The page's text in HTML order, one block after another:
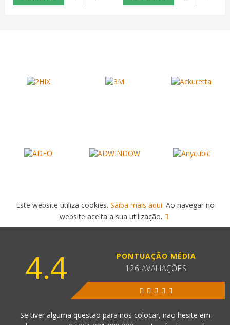
Este website utiliza cookies. Saiba mais aqui. Ao navegar no
website aceita a sua utilização.
4.4
PONTUAÇÃO MÉDIA
126 AVALIAÇÕES
Se tiver alguma questão para nos colocar, não hesite em